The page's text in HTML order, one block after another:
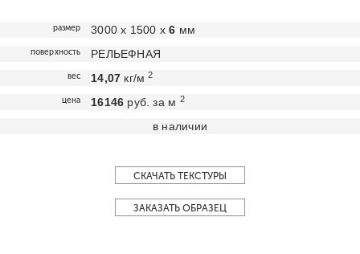
размер 3000 х 1500 х6 мм
поверхность РЕЛЬЕФНАЯ
вес 14,07 кг/м2
цена 16146 руб. за м 2
в наличии
СКАЧАТЬ ТЕКСТУРЫ
ЗАКАЗАТЬ ОБРАЗЕЦ